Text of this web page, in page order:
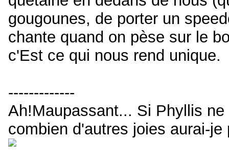
gougounes, de porter un
chante quand on pèse sur le
c'Est ce qui nous rend unique.
-------------
Ah!Maupassant... Si Phyllis
combien d'autres joies aurai-je